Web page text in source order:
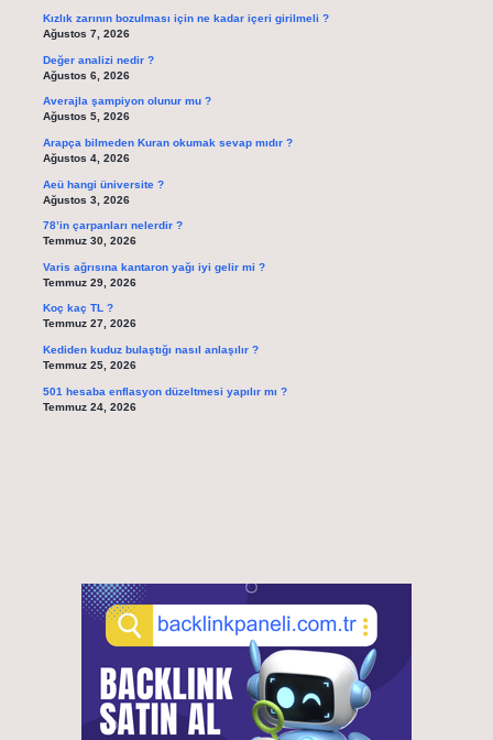
Kızlık zarının bozulması için ne kadar içeri girilmeli ?
Ağustos 7, 2026
Değer analizi nedir ?
Ağustos 6, 2026
Averajla şampiyon olunur mu ?
Ağustos 5, 2026
Arapça bilmeden Kuran okumak sevap mıdır ?
Ağustos 4, 2026
Aeü hangi üniversite ?
Ağustos 3, 2026
78’in çarpanları nelerdir ?
Temmuz 30, 2026
Varis ağrısına kantaron yağı iyi gelir mi ?
Temmuz 29, 2026
Koç kaç TL ?
Temmuz 27, 2026
Kediden kuduz bulaştığı nasıl anlaşılır ?
Temmuz 25, 2026
501 hesaba enflasyon düzeltmesi yapılır mı ?
Temmuz 24, 2026